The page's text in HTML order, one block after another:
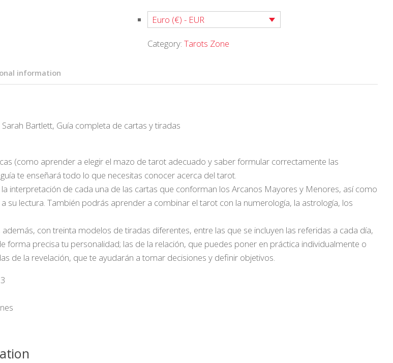
Euro (€) - EUR
Category: Tarots Zone
information
Bartlett, Guía completa de cartas y tiradas
(como aprender a elegir el mazo de tarot adecuado y saber formular correctamente las
te enseñará todo lo que necesitas conocer acerca del tarot.
interpretación de cada una de las cartas que conforman los Arcanos Mayores y Menores, así como
su lectura. También podrás aprender a combinar el tarot con la numerología, la astrología, los
con treinta modelos de tiradas diferentes, entre las que se incluyen las referidas a cada día,
forma precisa tu personalidad; las de la relación, que puedes poner en práctica individualmente o
de la revelación, que te ayudarán a tomar decisiones y definir objetivos.